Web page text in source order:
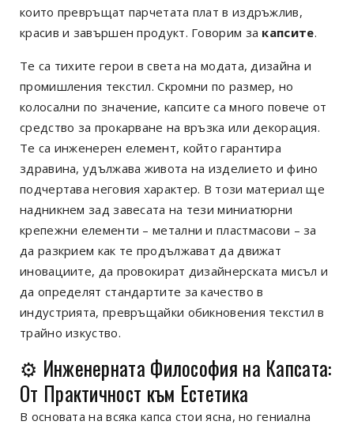
които превръщат парчетата плат в издръжлив,
красив и завършен продукт. Говорим за капсите.
Те са тихите герои в света на модата, дизайна и
промишления текстил. Скромни по размер, но
колосални по значение, капсите са много повече от
средство за прокарване на връзка или декорация.
Те са инженерен елемент, който гарантира
здравина, удължава живота на изделието и фино
подчертава неговия характер. В този материал ще
надникнем зад завесата на тези миниатюрни
крепежни елементи – метални и пластмасови – за
да разкрием как те продължават да движат
иновациите, да провокират дизайнерската мисъл и
да определят стандартите за качество в
индустрията, превръщайки обикновения текстил в
трайно изкуство.
⚙️ Инженерната Философия на Капсата:
От Практичност към Естетика
В основата на всяка капса стои ясна, но гениална